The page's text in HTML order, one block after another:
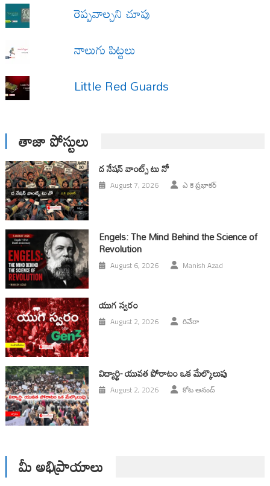
రెప్పవాల్చని చూపు
నాలుగు పిట్టలు
Little Red Guards
తాజా పోస్టులు
ద నేషన్ వాంట్స్ టు నో
August 7, 2026 ఎ కె ప్రభాకర్
Engels: The Mind Behind the Science of
Revolution
August 6, 2026 Manish Azad
యుగ స్వ‌రం
August 2, 2026 రివేరా
విద్యార్థి- యువత పోరాటం ఒక మేల్కొలుపు
August 2, 2026 కోట ఆనంద్
మీ అభిప్రాయాలు